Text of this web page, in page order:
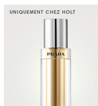
UNIQUEMENT CHEZ HOLT